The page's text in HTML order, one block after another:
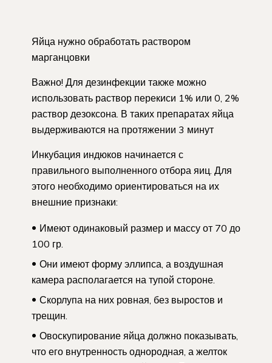
Яйца нужно обработать раствором
марганцовки
Важно! Для дезинфекции также можно
использовать раствор перекиси 1% или 0, 2%
раствор дезоксона. В таких препаратах яйца
выдерживаются на протяжении 3 минут
Инкубация индюков начинается с
правильного выполненного отбора яиц. Для
этого необходимо ориентироваться на их
внешние признаки:
Имеют одинаковый размер и массу от 70 до
100 гр.
Они имеют форму эллипса, а воздушная
камера располагается на тупой стороне.
Скорлупа на них ровная, без выростов и
трещин.
Овоскупирование яйца должно показывать,
что его внутренность однородная, а желток